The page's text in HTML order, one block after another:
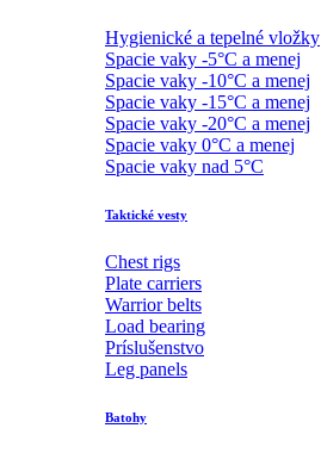
Hygienické a tepelné vložky
Spacie vaky -5°C a menej
Spacie vaky -10°C a menej
Spacie vaky -15°C a menej
Spacie vaky -20°C a menej
Spacie vaky 0°C a menej
Spacie vaky nad 5°C
Taktické vesty
Chest rigs
Plate carriers
Warrior belts
Load bearing
Príslušenstvo
Leg panels
Batohy